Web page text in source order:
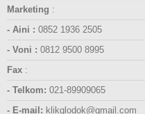
Marketing :
- Aini : 0852 1936 2505
- Voni : 0812 9500 8995
Fax :
- Telkom: 021-89909065
- E-mail: klikglodok@gmail.com